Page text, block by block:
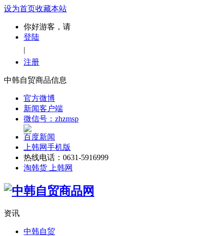
设为首页收藏本站
你好游客，请
登陆
|
注册
中韩自贸商品信息
官方微博
新闻客户端
微信号：zhzmsp
百度新闻
上韩网手机版
热线电话：0631-5916999
淘韩货 上韩网
资讯
中韩自贸